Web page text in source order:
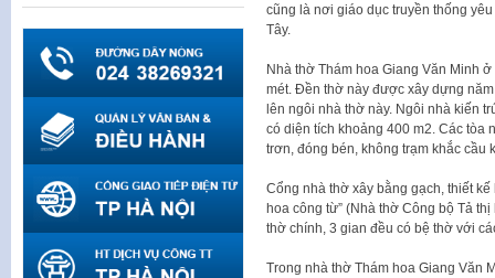
cũng là nơi giáo dục truyền thống
Tây.
Nhà thờ Thám hoa Giang Văn Minh
mét. Đền thờ này được xây dựng
lên ngôi nhà thờ này. Ngôi nhà kiến
có diện tích khoảng 400 m2. Các tòa
trơn, đóng bén, không trạm khắc cầu
Cổng nhà thờ xây bằng gạch, thiết
hoa công từ” (Nhà thờ Công bộ Tả
thờ chính, 3 gian đều có bệ thờ với
Trong nhà thờ Thám hoa Giang Văn